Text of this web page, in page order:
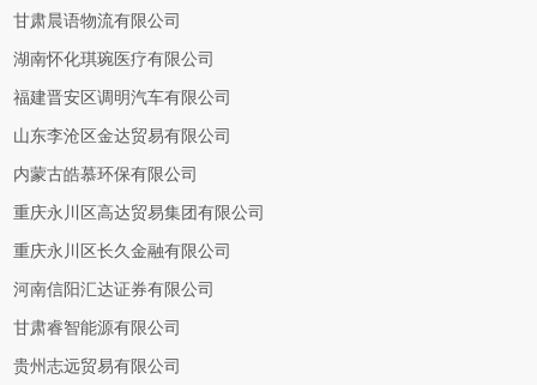
甘肃晨语物流有限公司
湖南怀化琪琬医疗有限公司
福建晋安区调明汽车有限公司
山东李沧区金达贸易有限公司
内蒙古皓慕环保有限公司
重庆永川区高达贸易集团有限公司
重庆永川区长久金融有限公司
河南信阳汇达证券有限公司
甘肃睿智能源有限公司
贵州志远贸易有限公司